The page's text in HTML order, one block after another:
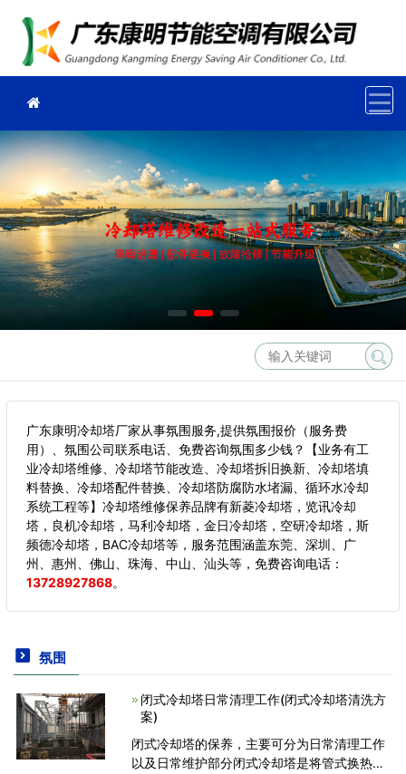
广东康明冷却塔厂家从事氛围服务,提供氛围报价（服务费
用）、氛围公司联系电话、免费咨询氛围多少钱？【业务有工
业冷却塔维修、冷却塔节能改造、冷却塔拆旧换新、冷却塔填
料替换、冷却塔配件替换、冷却塔防腐防水堵漏、循环水冷却
系统工程等】冷却塔维修保养品牌有新菱冷却塔，览讯冷却
塔，良机冷却塔，马利冷却塔，金日冷却塔，空研冷却塔，斯
频德冷却塔，BAC冷却塔等，服务范围涵盖东莞、深圳、广
州、惠州、佛山、珠海、中山、汕头等， 免费咨询电话：
13728927868。
氛围
闭式冷却塔日常清理工作(闭式冷却塔清洗方
案)
闭式冷却塔的保养，主要可分为日常清理工作
以及日常维护部分闭式冷却塔是将管式换热器